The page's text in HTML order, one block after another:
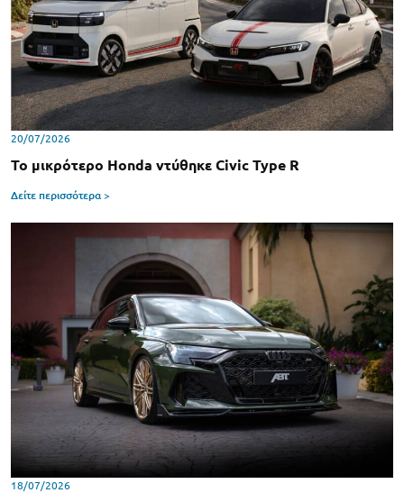
20/07/2026
Το μικρότερο Honda ντύθηκε Civic Type R
Δείτε περισσότερα >
18/07/2026